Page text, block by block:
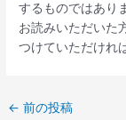
するものではあり
お読みいただいた
つけていただけれ
← 前の投稿